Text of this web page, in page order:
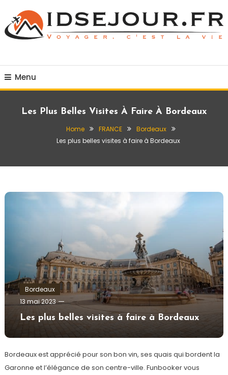
Content
Menu
Les Plus Belles Visites À Faire À Bordeaux
Home FRANCE
Bordeaux
Les plus belles visites à faire à Bordeaux
Bordeaux
13 mai 2023
admin
Les plus belles visites à faire à Bordeaux
Bordeaux est apprécié pour son bon vin, ses quais qui bordent la
Garonne et l’élégance de son centre-ville. Funbooker vous